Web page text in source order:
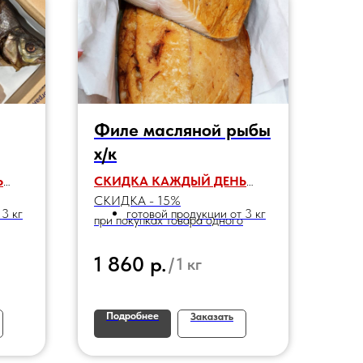
кг
Филе масляной рыбы
х/к
СКИДКА КАЖДЫЙ ДЕНЬ
СКИДКА - 15%
при покупках товара одного
готовой продукции от 3 кг
1 860 р. /1 кг
Подробнее Заказать